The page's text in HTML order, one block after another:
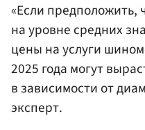
«Если предположить,
на уровне средних
цены на услуги
2025 года могут
в зависимости от
эксперт.